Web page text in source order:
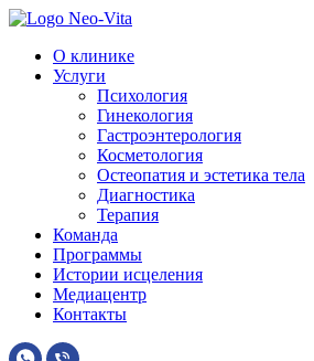
О клинике
Услуги
Психология
Гинекология
Гастроэнтерология
Косметология
Остеопатия и эстетика тела
Диагностика
Терапия
Команда
Программы
Истории исцеления
Медиацентр
Контакты